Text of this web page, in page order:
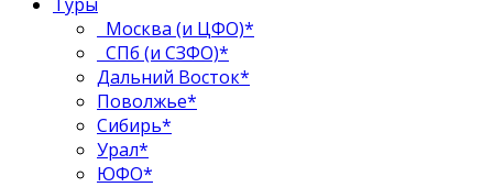
Москва (и ЦФО)*
СПб (и СЗФО)*
Дальний Восток*
Поволжье*
Сибирь*
Урал*
ЮФО*